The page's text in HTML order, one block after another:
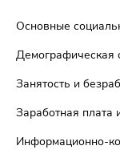
Основные
Демографическая
Занятость и
Заработная плата
Информационно-